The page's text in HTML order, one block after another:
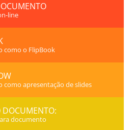
line
como o FlipBook
como apresentação de slides
DOCUMENTO:
documento